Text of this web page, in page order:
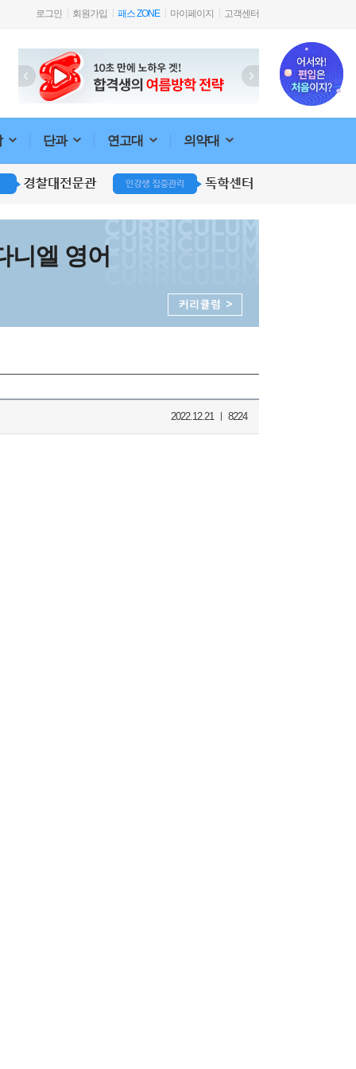
로그인 회원가입 패스 ZONE 마이페이지 고객센터
단과 연고대 의약대
니엘 영어
2022.12.21 ㅣ 8224